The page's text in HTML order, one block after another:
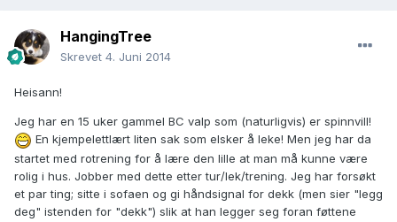
HangingTree
Skrevet 4. Juni 2014
Heisann!
Jeg har en 15 uker gammel BC valp som (naturligvis) er spinnvill!
En kjempelettlært liten sak som elsker å leke! Men jeg har da
startet med rotrening for å lære den lille at man må kunne være
rolig i hus. Jobber med dette etter tur/lek/trening. Jeg har forsøkt
et par ting; sitte i sofaen og gi håndsignal for dekk (men sier "legg
deg" istenden for "dekk") slik at han legger seg foran føttene